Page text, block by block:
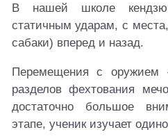
В нашей школе
статичным ударам, с
сабаки) вперед и назад.
Перемещения с
разделов фехтования
достаточно большое
этапе, ученик изучает